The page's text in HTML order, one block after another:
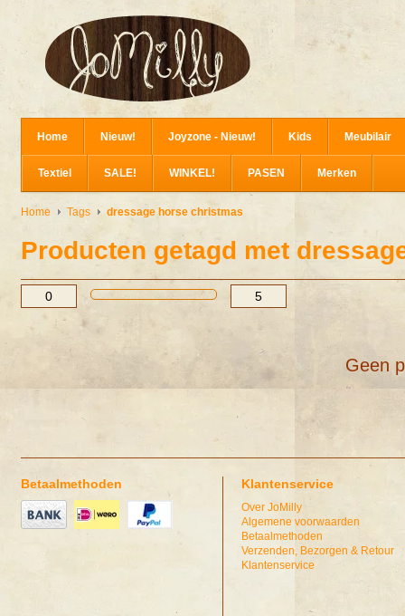
Home Nieuw! Joyzone - Nieuw! Kids Meubilair
Textiel SALE! WINKEL! PASEN Merken
Home Tags dressage horse christmas
Producten getagd met
Geen
Betaalmethoden Klantenservice
Over JoMilly
Algemene voorwaarden
Betaalmethoden
Verzenden, Bezorgen & Retour
Klantenservice